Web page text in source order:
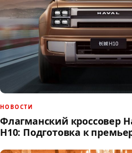
НОВОСТИ
Флагманский кроссовер
H10: Подготовка к